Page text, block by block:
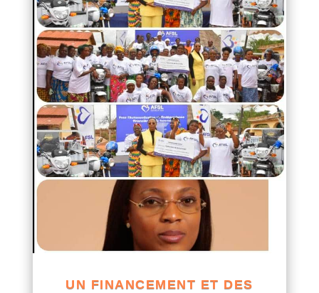
UN FINANCEMENT ET DES